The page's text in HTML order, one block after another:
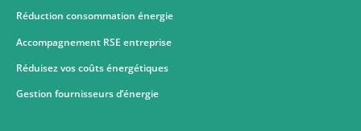
Réduction consommation énergie
Accompagnement RSE entreprise
Réduisez vos coûts énergétiques
Gestion fournisseurs d’énergie